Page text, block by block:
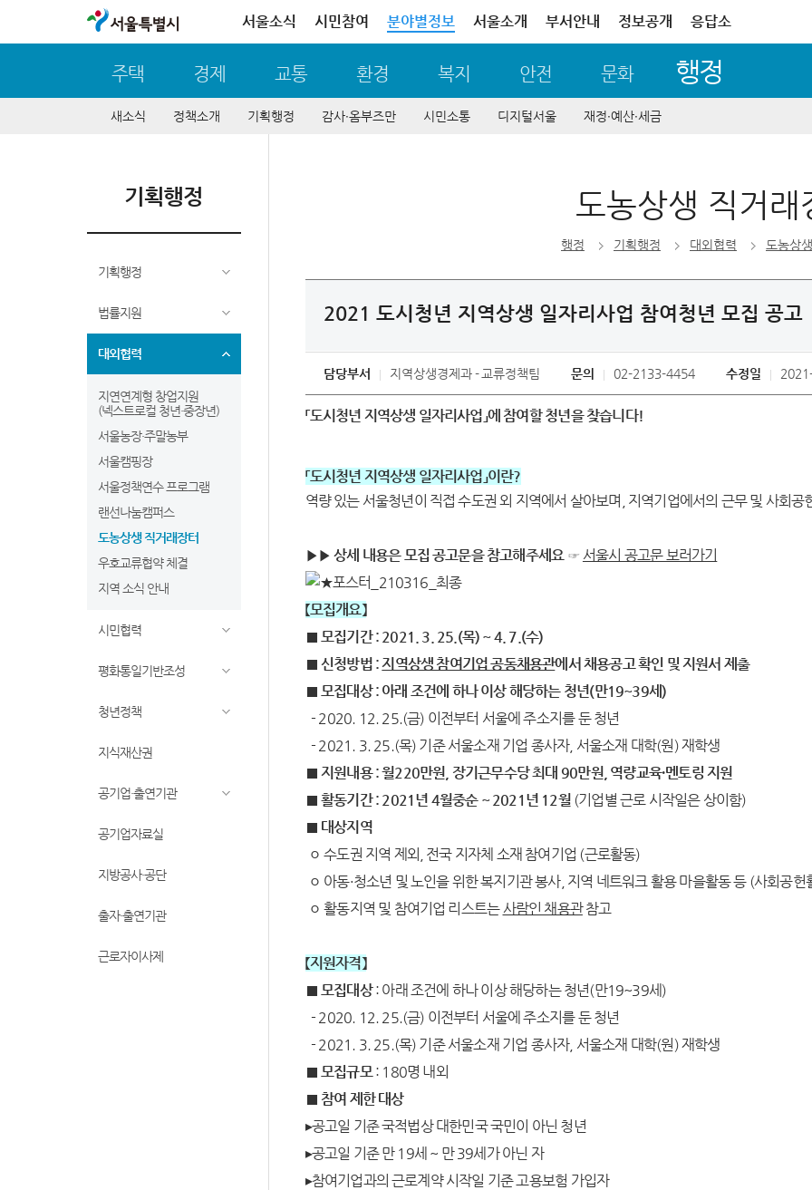
서울특별시 서울소식 시민참여 분야별정보 서울소개 부서안내 정보공개 응답소
주택 경제 교통 환경 복지 안전 문화 행정
새소식 정책소개 기획행정 감사∙옴부즈만 시민소통 디지털서울 재정∙예산∙세금
기획행정
기획행정
법률지원
대외협력
지연연계형 창업지원
(넥스트로컬 청년·중장년)
서울농장·주말농부
서울캠핑장
서울정책연수 프로그램
랜선나눔캠퍼스
도농상생 직거래장터
우호교류협약 체결
지역 소식 안내
시민협력
평화통일기반조성
청년정책
지식재산권
공기업·출연기관
공기업자료실
지방공사·공단
출자·출연기관
근로자이사제
도농상생 직거래
행정 기획행정 대외협력 도농상
2021 도시청년 지역상생 일자리사업 참여청년 모집 공고
담당부서 지역상생경제과 교류정책팀 문의 02-2133-4454 수정일
「도시청년 지역상생 일자리사업」에 참여할 청년을 찾습니다!
「도시청년 지역상생 일자리사업」이란?
역량 있는 서울청년이 직접 수도권 외 지역에서 살아보며, 지역기업에서의 근무 및 사회
▶▶ 상세 내용은 모집 공고문을 참고해주세요 ☞ 서울시 공고문 보러가기
【모집개요】
■ 모집기간 : 2021. 3. 25.(목) ~ 4. 7.(수)
■ 신청방법 :지역상생 참여기업 공동채용관에서 채용공고 확인 및 지원서 제출
■ 모집대상 : 아래 조건에 하나 이상 해당하는 청년(만19~39세)
- 2020. 12. 25.(금) 이전부터 서울에 주소지를 둔 청년
- 2021. 3. 25.(목) 기준 서울소재 기업 종사자, 서울소재 대학(원) 재학생
■ 지원내용 : 월220만원, 장기근무수당 최대 90만원, 역량교육·멘토링 지원
■ 활동기간: 2021년 4월중순 ~ 2021년 12월(기업별 근로 시작일은 상이함)
■ 대상지역
ㅇ 수도권 지역 제외, 전국 지자체 소재 참여기업 (근로활동)
ㅇ 아동·청소년 및 노인을 위한 복지기관 봉사, 지역 네트워크 활용 마을활동 등 (사회공헌
ㅇ 활동지역 및 참여기업 리스트는 사람인 채용관참고
【지원자격】
■ 모집대상: 아래 조건에 하나 이상 해당하는 청년(만19~39세)
- 2020. 12. 25.(금) 이전부터 서울에 주소지를 둔 청년
- 2021. 3. 25.(목) 기준 서울소재 기업 종사자, 서울소재 대학(원) 재학생
■ 모집규모: 180명 내외
■ 참여 제한 대상
▸공고일 기준 국적법상 대한민국 국민이 아닌 청년
▸공고일 기준 만 19세 ~ 만 39세가 아닌 자
▸참여기업과의 근로계약 시작일 기준 고용보험 가입자